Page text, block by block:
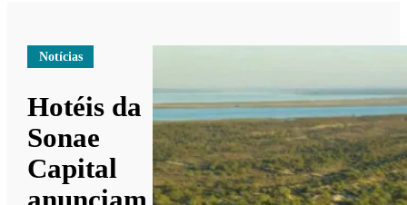
Notícias
Hotéis da
Sonae
Capital